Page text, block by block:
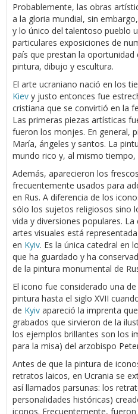
Probablemente, las obras
a la gloria mundial, sin
y lo único del talentoso pueblo
particulares exposiciones de
país que prestan la
pintura, dibujo y escultura.
El arte ucraniano nació en los
Kiev y justo entonces fue
cristiana que se convirtió en la
Las primeras piezas artísticas
fueron los monjes. En general,
María, ángeles y santos. La
mundo rico y, al mismo
Además, aparecieron los
frecuentemente usados para
en Rus. A diferencia de los
sólo los sujetos religiosos sino
vida y diversiones populares.
artes visuales está
en Kyiv. Es la única catedral en
que ha guardado y ha
de la pintura monumental de
El icono fue considerado una
pintura hasta el siglo XVII
de Kyiv apareció la imprenta
grabados que sirvieron de la
los ejemplos brillantes son los
para la misa) del arzobispo
Antes de que la pintura de
retratos laicos, en Ucrania se
así llamados parsunas: los
personalidades históricas)
iconos. Frecuentemente,